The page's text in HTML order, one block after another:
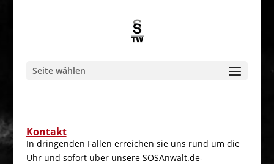
Seite wählen
Kontakt
In dringenden Fällen erreichen sie uns rund um die
Uhr und sofort über unsere SOSAnwalt.de-